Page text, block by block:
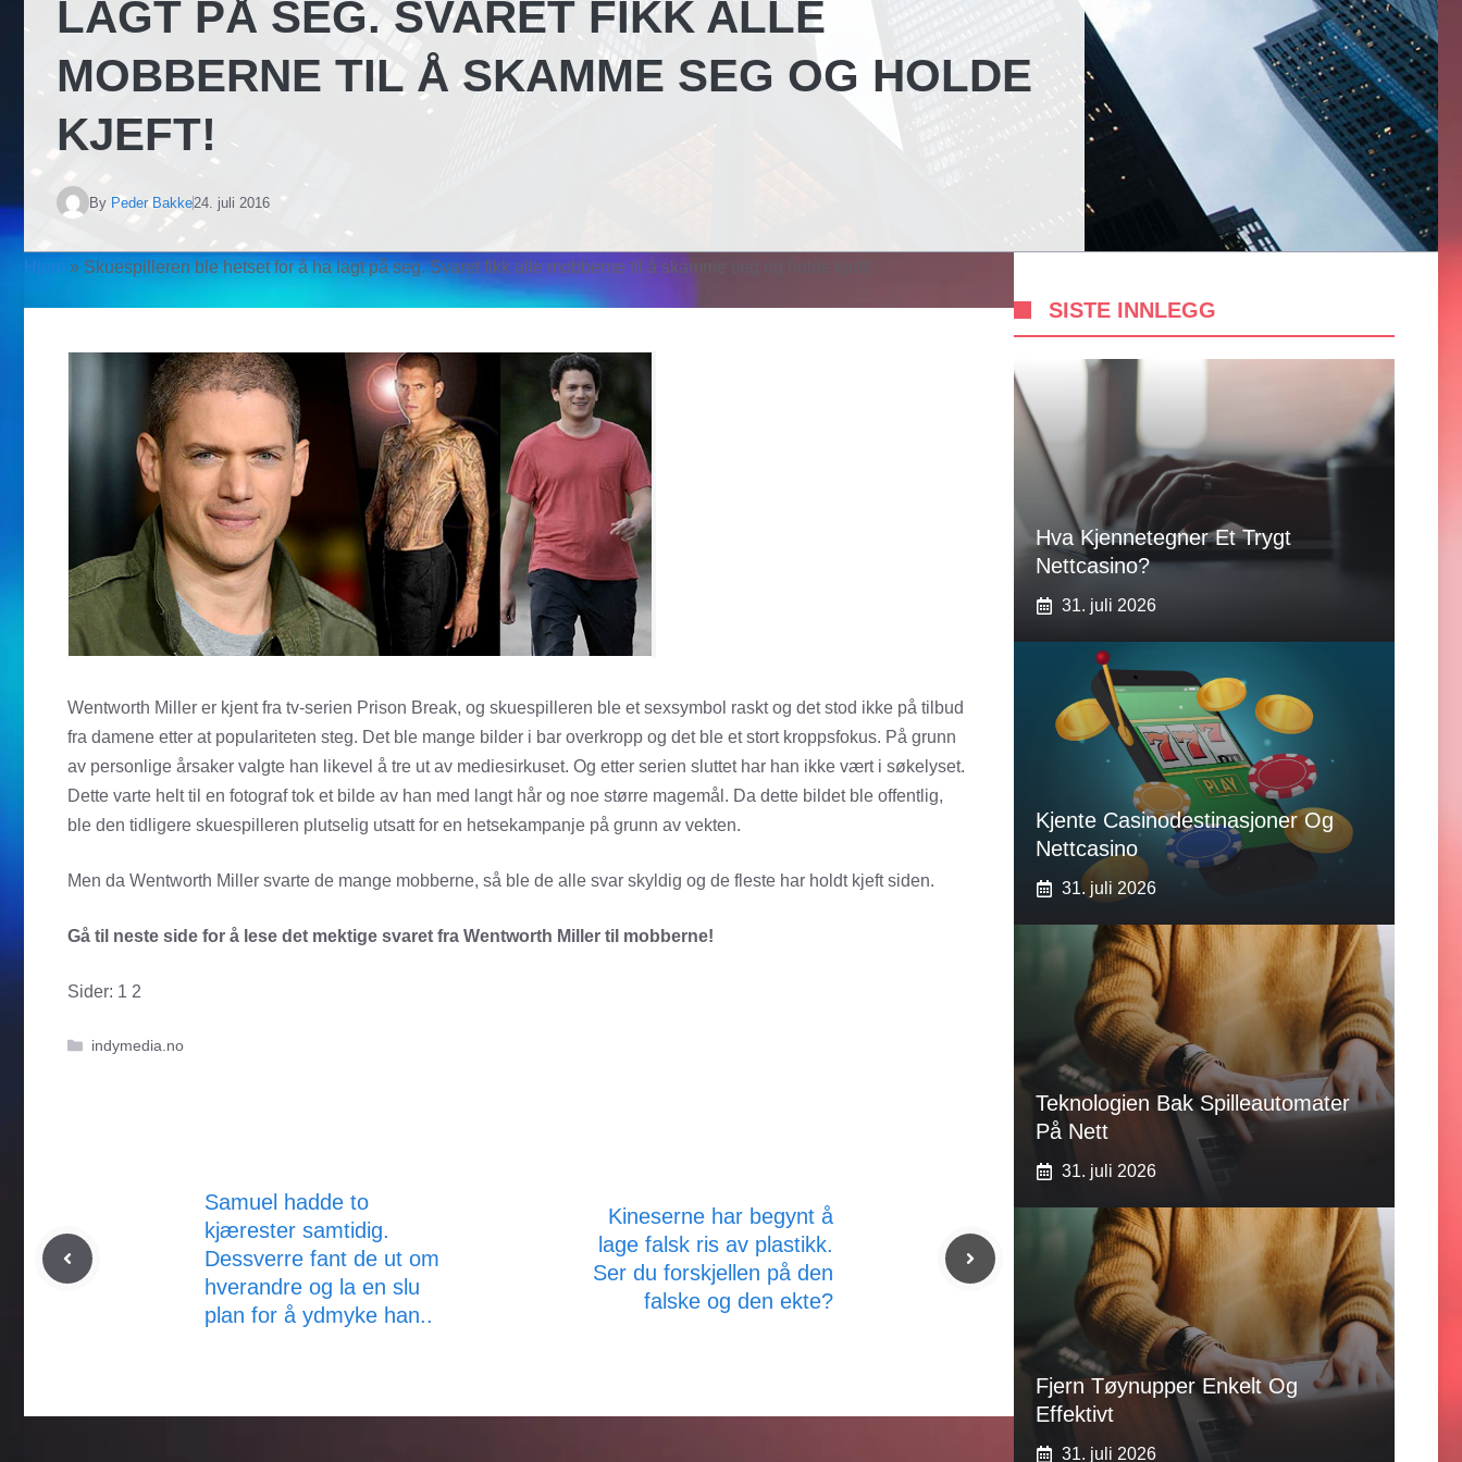
LAGT PÅ SEG. SVARET FIKK ALLE
MOBBERNE TIL Å SKAMME SEG OG HOLDE
KJEFT!
By Peder Bakke24. juli 2016
Hjem » Skuespilleren ble hetset for å ha lagt på seg. Svaret fikk alle mobberne til å skamme seg og holde kjeft!
Wentworth Miller er kjent fra tv-serien Prison Break, og skuespilleren ble et sexsymbol raskt og det stod ikke på tilbud
fra damene etter at populariteten steg. Det ble mange bilder i bar overkropp og det ble et stort kroppsfokus. På grunn
av personlige årsaker valgte han likevel å tre ut av mediesirkuset. Og etter serien sluttet har han ikke vært i søkelyset.
Dette varte helt til en fotograf tok et bilde av han med langt hår og noe større magemål. Da dette bildet ble offentlig,
ble den tidligere skuespilleren plutselig utsatt for en hetsekampanje på grunn av vekten.
Men da Wentworth Miller svarte de mange mobberne, så ble de alle svar skyldig og de fleste har holdt kjeft siden.
Gå til neste side for å lese det mektige svaret fra Wentworth Miller til mobberne!
Sider: 1 2
Kategorier
indymedia.no
Samuel hadde to
kjærester samtidig.
Dessverre fant de ut om
hverandre og la en slu
plan for å ydmyke han..
Kineserne har begynt å
lage falsk ris av plastikk.
Ser du forskjellen på den
falske og den ekte?
SISTE INNLEGG
Hva Kjennetegner Et Trygt
Nettcasino?
31. juli 2026
Kjente Casinodestinasjoner Og
Nettcasino
31. juli 2026
Teknologien Bak Spilleautomater
På Nett
31. juli 2026
Fjern Tøynupper Enkelt Og
Effektivt
31. juli 2026